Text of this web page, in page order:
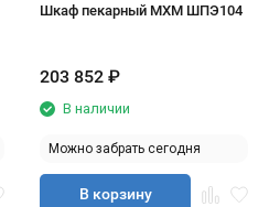
Шкаф пекарный МХМ ШПЭ104
203 852 ₽
В наличии
Можно забрать сегодня
В корзину